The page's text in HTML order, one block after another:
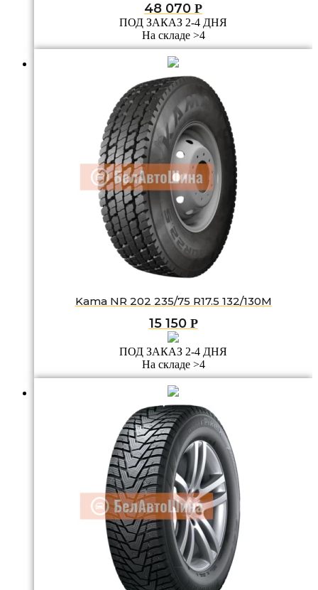
48 070 Р
ПОД ЗАКАЗ 2-4 ДНЯ
На складе >4
Kama NR 202 235/75 R17.5 132/130M
15 150 Р
ПОД ЗАКАЗ 2-4 ДНЯ
На складе >4